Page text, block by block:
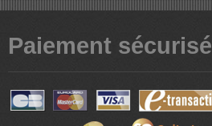
Paiement sécurisé